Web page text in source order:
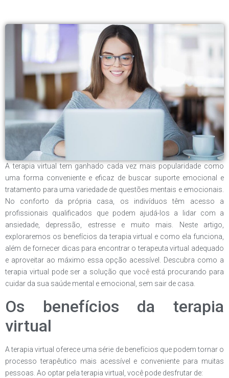
A terapia virtual tem ganhado cada vez mais popularidade como
uma forma conveniente e eficaz de buscar suporte emocional e
tratamento para uma variedade de questões mentais e emocionais.
No conforto da própria casa, os indivíduos têm acesso a
profissionais qualificados que podem ajudá-los a lidar com a
ansiedade, depressão, estresse e muito mais. Neste artigo,
exploraremos os benefícios da terapia virtual e como ela funciona,
além de fornecer dicas para encontrar o terapeuta virtual adequado
e aproveitar ao máximo essa opção acessível. Descubra como a
terapia virtual pode ser a solução que você está procurando para
cuidar da sua saúde mental e emocional, sem sair de casa.
Os benefícios da terapia
virtual
A terapia virtual oferece uma série de benefícios que podem tornar o
processo terapêutico mais acessível e conveniente para muitas
pessoas. Ao optar pela terapia virtual, você pode desfrutar de: